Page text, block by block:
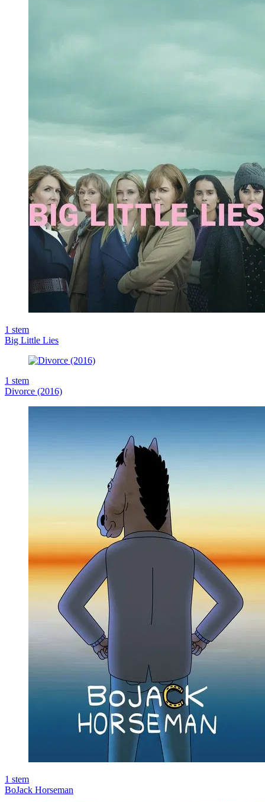
1 stem
Big Little Lies
1 stem
Divorce (2016)
1 stem
BoJack Horseman